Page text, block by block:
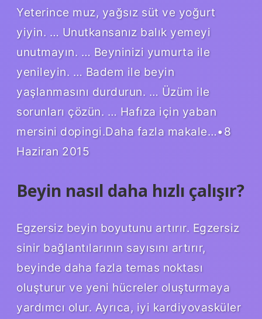
Yeterince muz, yağsız süt ve yoğurt
yiyin. … Unutkansanız balık yemeyi
unutmayın. … Beyninizi yumurta ile
yenileyin. … Badem ile beyin
yaşlanmasını durdurun. … Üzüm ile
sorunları çözün. … Hafıza için yaban
mersini dopingi.Daha fazla makale…•8
Haziran 2015
Beyin nasıl daha hızlı çalışır?
Egzersiz beyin boyutunu artırır. Egzersiz
sinir bağlantılarının sayısını artırır,
beyinde daha fazla temas noktası
oluşturur ve yeni hücreler oluşturmaya
yardımcı olur. Ayrıca, iyi kardiyovasküler